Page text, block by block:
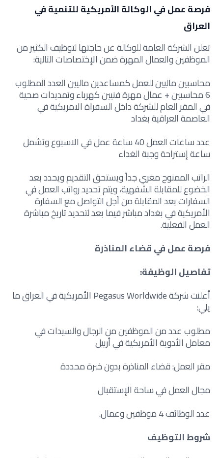
فرصة عمل في الوكالة الأمريكية للتنمية في
العراق
تعلن الشركة العامة للوكالة عن حاجتها لتوظيف الكثير من
الموظفين والعمال المهرة ضمن الإختصاصات التالية:
محاسبين ماليين للعمل كمساعدين ماليين العدد المطلوب
6 محاسبين + عمال مهرة فنيين كهرباء وتمديدات صحية
في المقر العام للشركة داخل السفراة الامريكية في
العاصمة العراقية بغداد
عدد ساعات العمل 40 ساعة عمل في الاسبوع وتشمل
ساعة إستراحة وجبة الغداء
الراتب الممنوح مغري جداً ويستحق التقديم ويحدد بعد
الخضوع للمقابلة الشفهية، ويتم تحديد رواتب العمل في
السفارات بعد المقابلة من أجل التواصل مع السفارة
الأمريكية في بغداد مباشر فيما بعد لتحديد تاريخ مباشرة
العمل الفعلية.
فرصة عمل في قضاء المناذرة
تفاصيل الوظيفة:
أعلنت شركة Pegasus Worldwide الأمريكية في العراق ما
يلي:
مطلوب عدد من الموظفين من الرجال والسيدات في
معامل الأدوية الأمريكية في أربيل
مقر العمل: قضاء المناذرة بدون خبرة محددة
مجال العمل في ساحة الإستقبال
عدد الوظائف 4 موظفين وعمال.
شروط التوظيف